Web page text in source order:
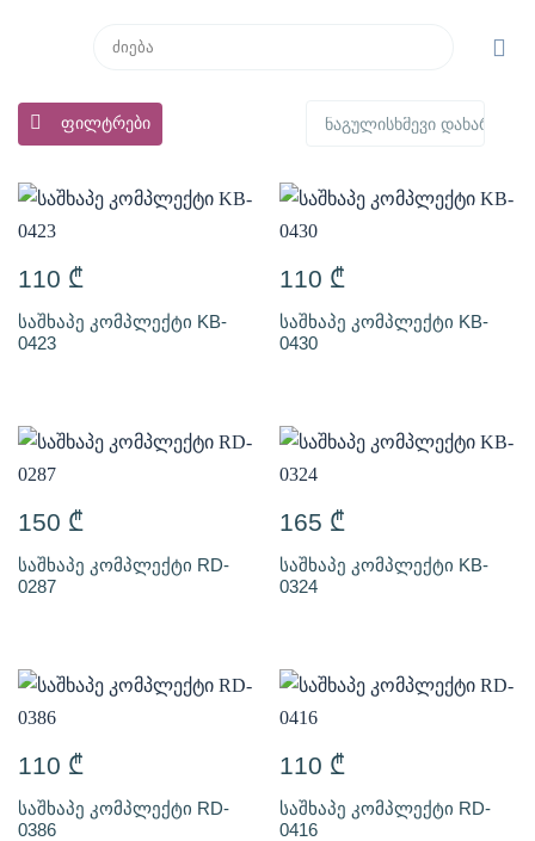
ფილტრები
110 ₾
საშხაპე კომპლექტი KB-
0423
110 ₾
საშხაპე კომპლექტი KB-
0430
150 ₾
საშხაპე კომპლექტი RD-
0287
165 ₾
საშხაპე კომპლექტი KB-
0324
110 ₾
საშხაპე კომპლექტი RD-
0386
110 ₾
საშხაპე კომპლექტი RD-
0416